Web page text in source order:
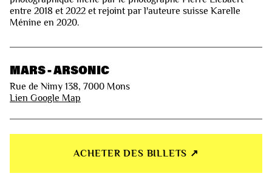
entre 2018 et 2022 et rejoint par l'auteure suisse Karelle
Ménine en 2020.
MARS - ARSONIC
Rue de Nimy 138, 7000 Mons
Lien Google Map
ACHETER DES BILLETS ↗︎